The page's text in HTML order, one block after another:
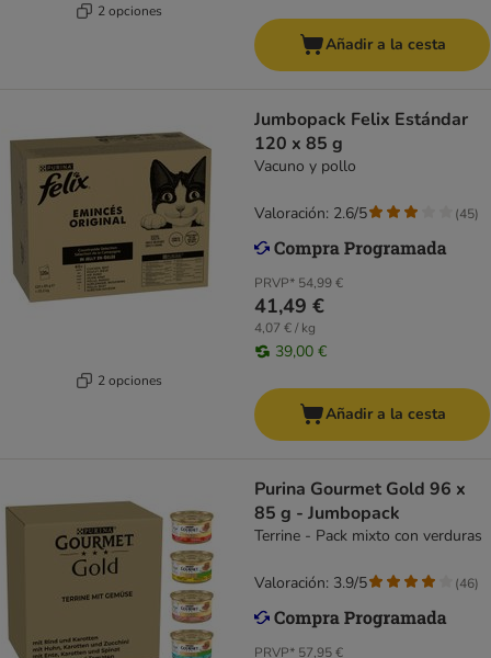
2 opciones
Añadir a la cesta
2 opciones
Jumbopack Felix Estándar
120 x 85 g
Vacuno y pollo
PRVP* 54,99 €
41,49 €
4,07 € / kg
39,00 €
Valoración: 2.6/5 (45)
Añadir a la cesta
Purina Gourmet Gold 96 x
85 g - Jumbopack
Terrine - Pack mixto con verduras
PRVP* 57,95 €
Valoración: 3.9/5 (46)